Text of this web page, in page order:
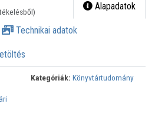
Alapadatok
Technikai adatok
Kategóriák: Könyvtártudomány